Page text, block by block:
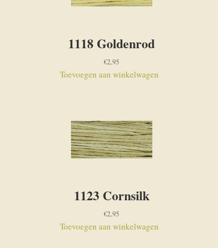
1118 Goldenrod
€2,95
Toevoegen aan winkelwagen
1123 Cornsilk
€2,95
Toevoegen aan winkelwagen